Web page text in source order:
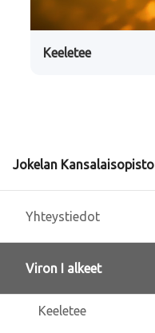
Keeletee
Jokelan Kansalaisopisto
Yhteystiedot
Viron I alkeet
Keeletee